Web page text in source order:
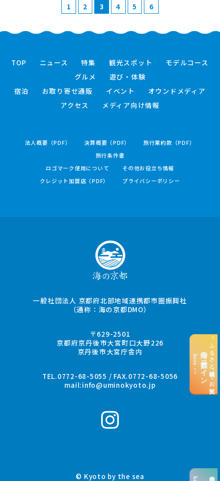
“ふるさと納税”でお支払い
海の京都コイン
here >>
1 2 3 4 5 6
TOP ニュース 特集 観光スポット
モデルコース
グルメ
遊び・体験
宿泊
お取り寄せ通販 イベント
オウンドメディア
アクセス
メディア向け情報
法人概要（PDF） 決算概要（PDF）
旅行業約款（PDF）
旅行条件書
ロゴマーク使用について
その他お役立ち情報
クレジット加盟店（PDF）
プライバシーポリシー
一般社団法人 京都府北部地域連携都市圏振興社
（通称：海の京都DMO）
〒629-2501
京都府京丹後市大宮町口大野226
京丹後市大宮庁舎内
TEL.0772-68-5055 / FAX.0772-68-5056
mail:info@uminokyoto.jp
© Kyoto by the sea